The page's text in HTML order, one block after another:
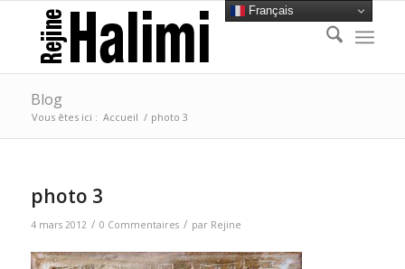
Blog
Vous êtes ici : Accueil / photo 3
photo 3
4 mars 2012 / 0 Commentaires / par Rejine
Français